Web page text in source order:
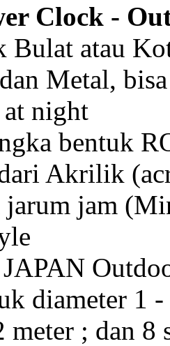
Clock -
Bulat atau
Metal,
night
bentuk
Akrilik
jarum jam
diameter 1
; dan 8